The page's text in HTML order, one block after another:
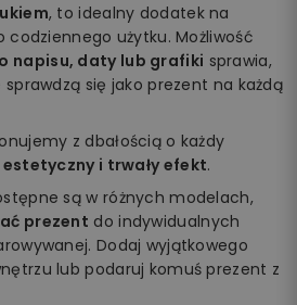
, to idealny dodatek na
codziennego użytku. Możliwość
napisu, daty lub grafiki sprawia,
się jako prezent na każdą
z dbałością o każdy
estetyczny i trwały efekt.
są w różnych modelach,
prezent do indywidualnych
Dodaj wyjątkowego
lub podaruj komuś prezent z